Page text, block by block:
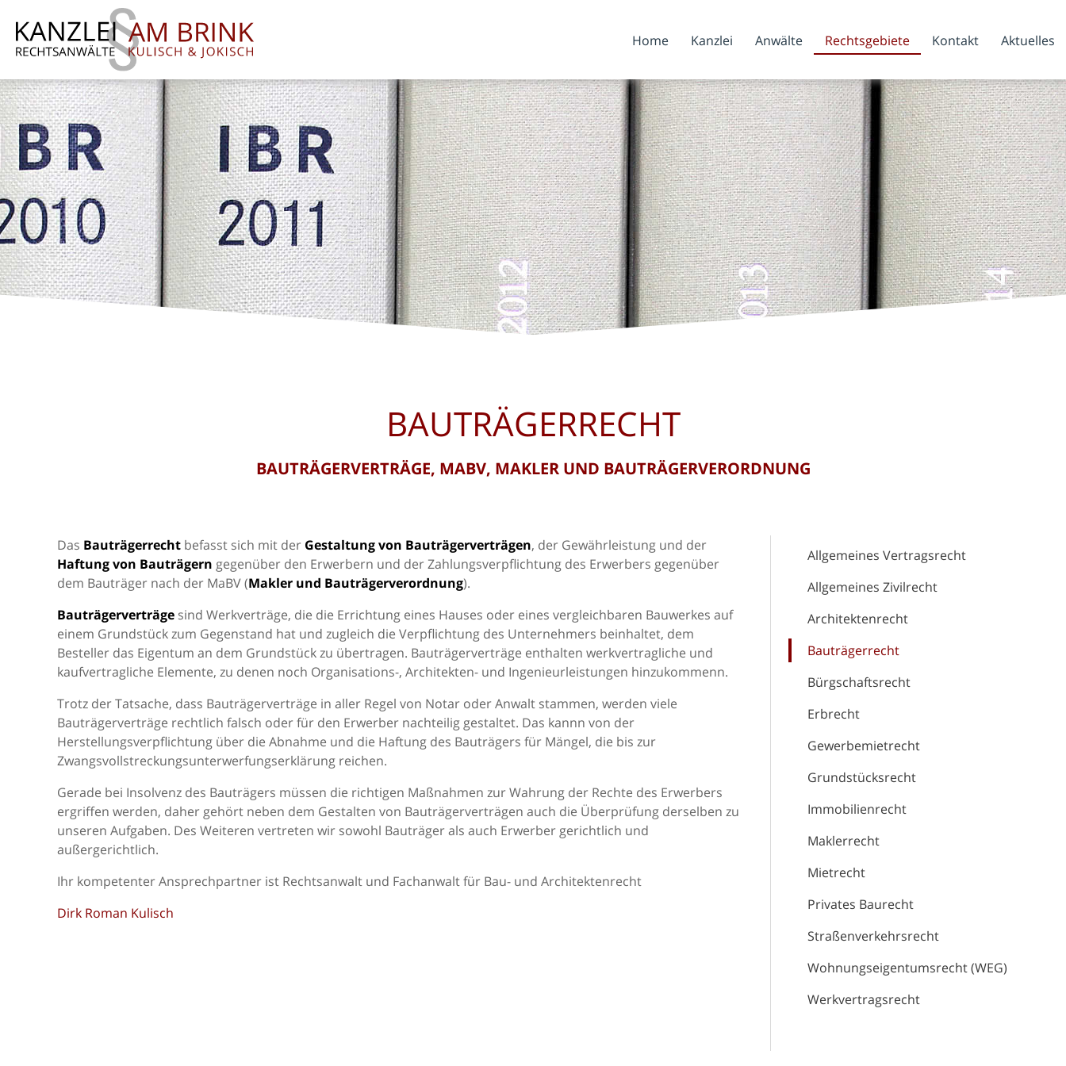
Home Kanzlei Anwälte Rechtsgebiete Kontakt Aktuelles
BAUTRÄGERRECHT
BAUTRÄGERVERTRÄGE, MABV, MAKLER UND BAUTRÄGERVERORDNUNG
Allgemeines Vertragsrecht
Allgemeines Zivilrecht
Architektenrecht
Bauträgerrecht
Bürgschaftsrecht
Erbrecht
Gewerbemietrecht
Grundstücksrecht
Immobilienrecht
Maklerrecht
Mietrecht
Privates Baurecht
Straßenverkehrsrecht
Wohnungseigentumsrecht (WEG)
Werkvertragsrecht
Das Bauträgerrecht befasst sich mit der Gestaltung von Bauträgerverträgen, der Gewährleistung und der
Haftung von Bauträgern gegenüber den Erwerbern und der Zahlungsverpflichtung des Erwerbers gegenüber
dem Bauträger nach der MaBV (Makler und Bauträgerverordnung).
Bauträgerverträge sind Werkverträge, die die Errichtung eines Hauses oder eines vergleichbaren Bauwerkes auf
einem Grundstück zum Gegenstand hat und zugleich die Verpflichtung des Unternehmers beinhaltet, dem
Besteller das Eigentum an dem Grundstück zu übertragen. Bauträgerverträge enthalten werkvertragliche und
kaufvertragliche Elemente, zu denen noch Organisations-, Architekten- und Ingenieurleistungen hinzukommenn.
Trotz der Tatsache, dass Bauträgerverträge in aller Regel von Notar oder Anwalt stammen, werden viele
Bauträgerverträge rechtlich falsch oder für den Erwerber nachteilig gestaltet. Das kannn von der
Herstellungsverpflichtung über die Abnahme und die Haftung des Bauträgers für Mängel, die bis zur
Zwangsvollstreckungsunterwerfungserklärung reichen.
Gerade bei Insolvenz des Bauträgers müssen die richtigen Maßnahmen zur Wahrung der Rechte des Erwerbers
ergriffen werden, daher gehört neben dem Gestalten von Bauträgerverträgen auch die Überprüfung derselben zu
unseren Aufgaben. Des Weiteren vertreten wir sowohl Bauträger als auch Erwerber gerichtlich und
außergerichtlich.
Ihr kompetenter Ansprechpartner ist Rechtsanwalt und Fachanwalt für Bau- und Architektenrecht
Dirk Roman Kulisch